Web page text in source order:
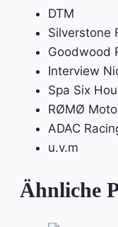
DTM
Silverstone
Goodwood
Interview
Spa Six
RØMØ
ADAC
u.v.m
Ähnliche